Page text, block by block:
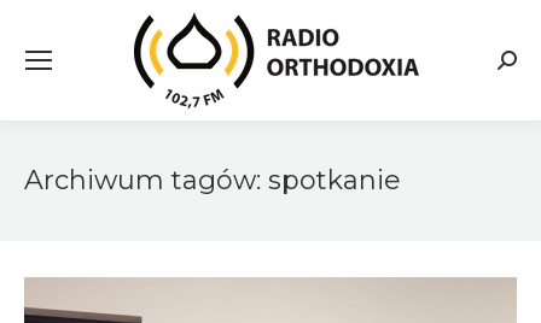
Archiwum tagów: spotkanie